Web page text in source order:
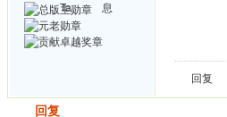
Ta
息
回复
回复